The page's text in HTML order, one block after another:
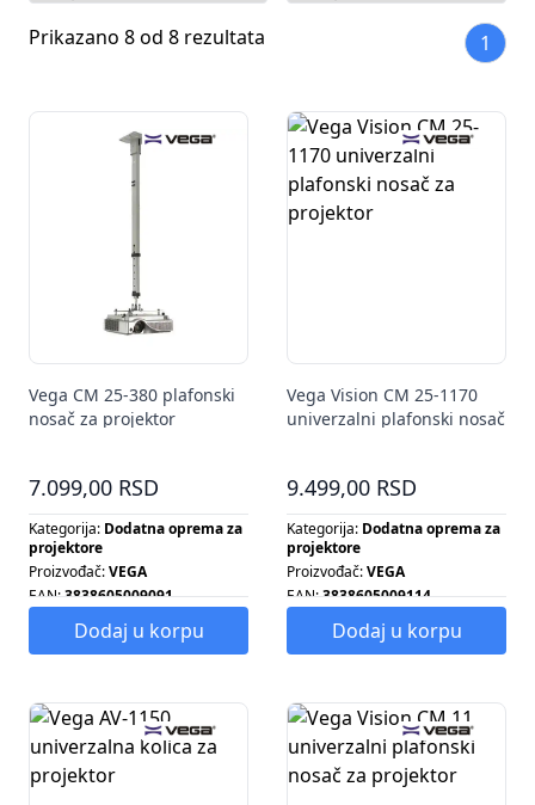
Prikazano 8 od 8 rezultata 1
Vega CM 25-380 plafonski
nosač za projektor
7.099,00 RSD
Kategorija: Dodatna oprema za
projektore
Proizvođač:VEGA
EAN:3838605009091
Tip proizvoda:NOSAČ ZA
PROJEKTORDodaj u korpu
Vega Vision CM 25-1170
univerzalni plafonski nosač
9.499,00 RSD
Kategorija: Dodatna oprema za
projektore
Proizvođač:VEGA
EAN:3838605009114
Tip proizvoda:OSAČ ZA
PROJEKTORDodaj u korpu